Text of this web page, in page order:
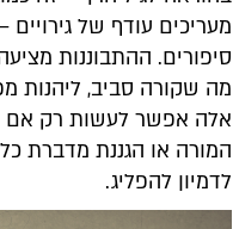
מעריכים עודף של
סיפורים. ההתבוננות
מה שקורה סביב, ליהנות
אלה אפשר לעשות רק אם
המורה או הגננת מדברת
לדמיון להפליג.